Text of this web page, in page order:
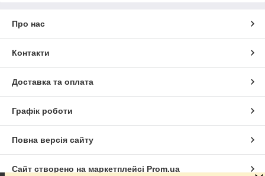
Про нас
Контакти
Доставка та оплата
Графік роботи
Повна версія сайту
Сайт створено на маркетплейсі Prom.ua